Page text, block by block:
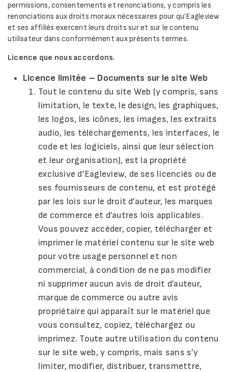
permissions, consentements et renonciations, y compris les
renonciations aux droits moraux nécessaires pour qu’Eagleview
et ses affiliés exercent leurs droits sur et sur le contenu
utilisateur dans conformément aux présents termes.
Licence que nous accordons.
Licence limitée – Documents sur le site Web
Tout le contenu du site Web (y compris, sans
limitation, le texte, le design, les graphiques,
les logos, les icônes, les images, les extraits
audio, les téléchargements, les interfaces, le
code et les logiciels, ainsi que leur sélection
et leur organisation), est la propriété
exclusive d’Eagleview, de ses licenciés ou de
ses fournisseurs de contenu, et est protégé
par les lois sur le droit d’auteur, les marques
de commerce et d’autres lois applicables.
Vous pouvez accéder, copier, télécharger et
imprimer le matériel contenu sur le site web
pour votre usage personnel et non
commercial, à condition de ne pas modifier
ni supprimer aucun avis de droit d’auteur,
marque de commerce ou autre avis
propriétaire qui apparaît sur le matériel que
vous consultez, copiez, téléchargez ou
imprimez. Toute autre utilisation du contenu
sur le site web, y compris, mais sans s’y
limiter, modifier, distribuer, transmettre,